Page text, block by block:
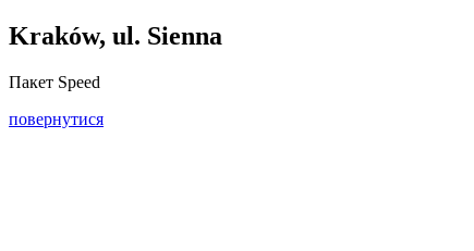
Kraków, ul. Sienna
Пакет Speed
повернутися